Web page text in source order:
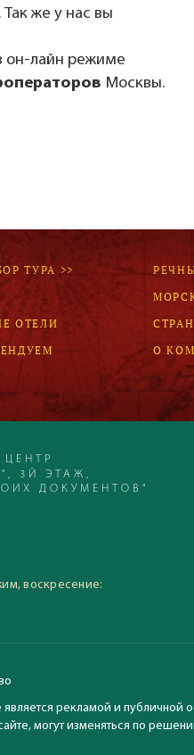
же у нас вы
он-лайн режиме
Москвы.
ТУРА >>
ОТЕЛИ
О
3Й ЭТАЖ,
ДОКУМЕНТОВ"
воскресение:
рекламой и публичной
могут изменяться по